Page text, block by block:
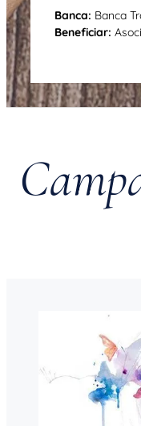
Banca: Banca
Beneficiar: